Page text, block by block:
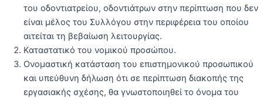
του οδοντιατρείου, οδοντιάτρων στην περίπτωση που δεν
είναι μέλος του Συλλόγου στην περιφέρεια του οποίου
αιτείται τη βεβαίωση λειτουργίας.
Καταστατικό του νομικού προσώπου.
Ονομαστική κατάσταση του επιστημονικού προσωπικού
και υπεύθυνη δήλωση ότι σε περίπτωση διακοπής της
εργασιακής σχέσης, θα γνωστοποιηθεί το όνομα του